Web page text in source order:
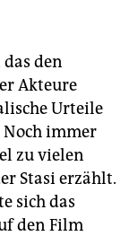
den
Akteure
Urteile
immer
zu vielen
Stasi erzählt.
sich das
den Film